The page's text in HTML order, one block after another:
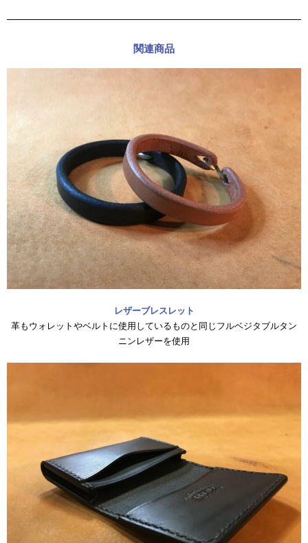
関連商品
レザーブレスレット
革もウォレットやベルトに使用しているものと同じフルベジタブルタン
ニンレザーを使用